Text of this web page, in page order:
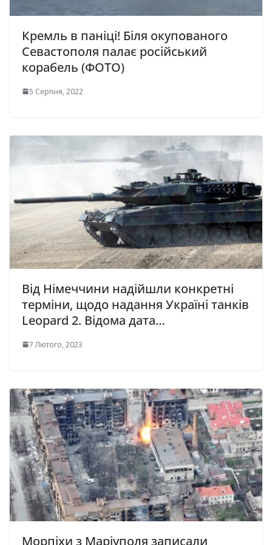
Кремль в паніці! Біля окупованого
Севастополя палає російський
корабель (ФОТО)
5 Серпня, 2022
Від Німеччини надійшли конкретні
терміни, щодо надання Україні танків
Leopard 2. Відома дата…
7 Лютого, 2023
Морпіхи з Маріуполя записали